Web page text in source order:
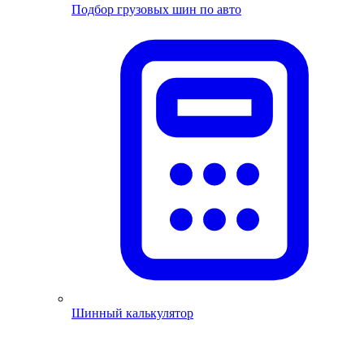
Подбор грузовых шин по авто
Шинный калькулятор